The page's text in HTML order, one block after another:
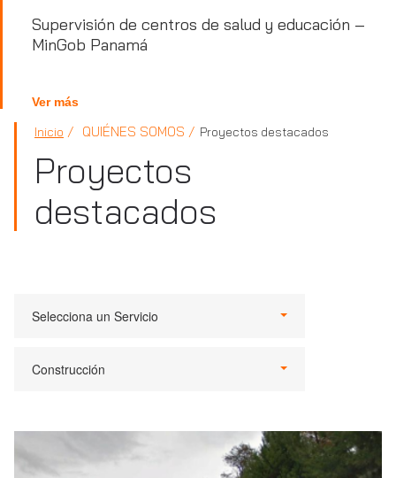
Supervisión de centros de salud y educación –
MinGob Panamá
Ver más
Inicio QUIÉNES SOMOS Proyectos destacados
Proyectos
destacados
Selecciona un Servicio
Construcción